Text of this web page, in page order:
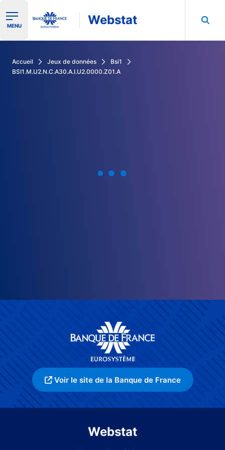
Ouvrir le menu de navigation
MENU Webstat
Accueil Jeux de données
Bsi1
BSI1.M.U2.N.C.A30.A.I.U2.0000.Z01.A
Voir le site de la Banque de France
Webstat